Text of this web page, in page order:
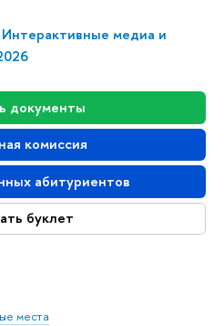
медиа и
документы
комиссия
абитуриентов
буклет
места